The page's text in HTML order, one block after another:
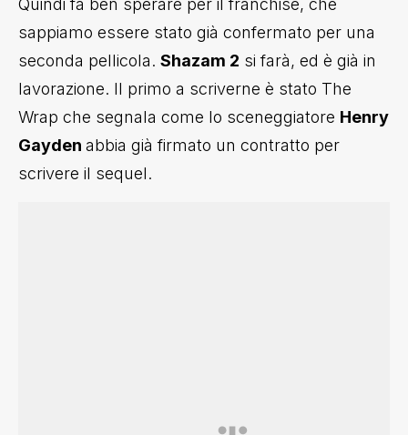
sappiamo essere stato già confermato per una
seconda pellicola. Shazam 2 si farà, ed è già in
lavorazione. Il primo a scriverne è stato The
Wrap che segnala come lo sceneggiatore Henry
Gayden abbia già firmato un contratto per
scrivere il sequel.